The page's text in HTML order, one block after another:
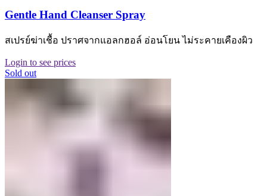
Gentle Hand Cleanser Spray
สเปรย์ฆ่าเชื้อ ปราศจากแอลกฮอล์ อ่อนโยน ไม่ระคายเคืองผิว
Login to see prices
Sold out